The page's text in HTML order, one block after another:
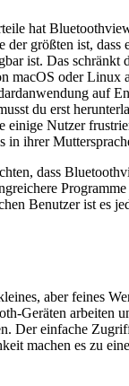
hat
der größten ist, dass
ist. Das schränkt
macOS oder Linux
auf
du erst
einige Nutzer
in ihrer
dass
Benutzer ist es
aber feines
Geräten arbeiten
Der einfache
machen es zu